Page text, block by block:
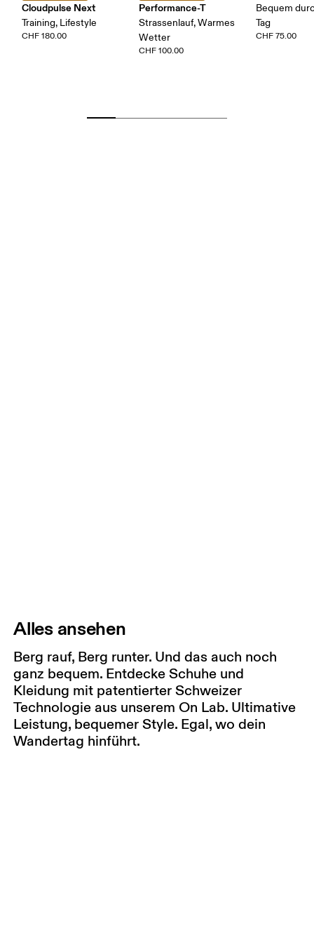
Cloudpulse Next
Training, Lifestyle
CHF 180.00
Performance-T
Strassenlauf, Warmes
Wetter
CHF 100.00
Bequem
Tag
CHF 75.00
Alles ansehen
Berg rauf, Berg runter. Und das auch noch
ganz bequem. Entdecke Schuhe und
Kleidung mit patentierter Schweizer
Technologie aus unserem On Lab. Ultimative
Leistung, bequemer Style. Egal, wo dein
Wandertag hinführt.